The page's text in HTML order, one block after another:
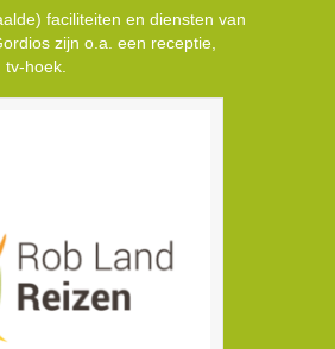
faciliteiten en diensten van
zijn o.a. een receptie,
hoek.